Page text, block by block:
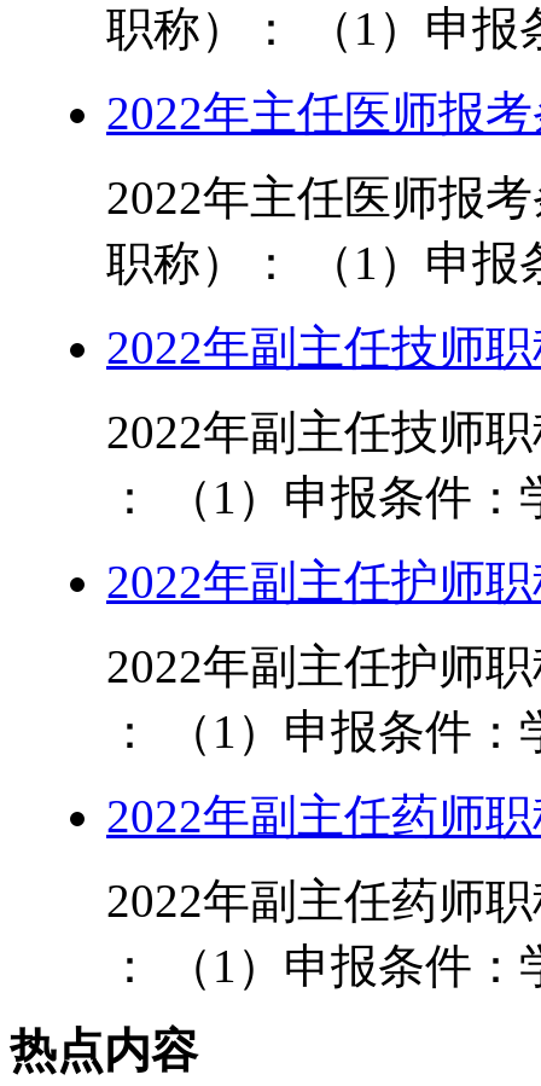
职称）： （1）申报
2022年主任医师报
2022年主任医师报
职称）： （1）申报
2022年副主任技师
2022年副主任技师
： （1）申报条件
2022年副主任护师
2022年副主任护师
： （1）申报条件
2022年副主任药师
2022年副主任药师
： （1）申报条件
热点内容